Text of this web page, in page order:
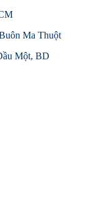
Ma Thuột
Một, BD